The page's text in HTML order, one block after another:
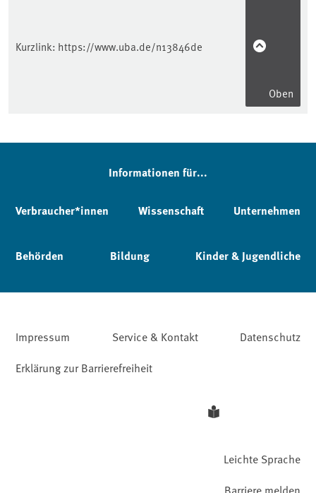
Kurzlink: https://www.uba.de/n13846de
Oben
Informationen für...
Verbraucher*innen Wissenschaft Unternehmen
Behörden Bildung Kinder & Jugendliche
Impressum Service & Kontakt
Datenschutz
Erklärung zur Barrierefreiheit
Leichte Sprache
Barriere melden